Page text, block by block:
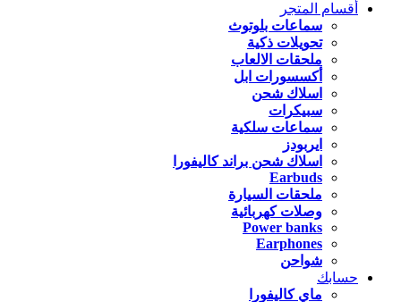
أقسام المتجر
سماعات بلوتوث
تحويلات ذكية
ملحقات الالعاب
أكسسورات ابل
اسلاك شحن
سبيكرات
سماعات سلكية
ايربودز
اسلاك شحن براند كاليفورا
Earbuds
ملحقات السيارة
وصلات كهربائية
Power banks
Earphones
شواحن
حسابك
ماي كاليفورا